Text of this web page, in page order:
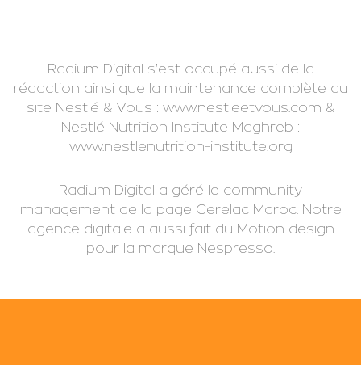
Radium Digital s'est occupé aussi de la
rédaction ainsi que la maintenance complète du
site Nestlé & Vous : www.nestleetvous.com &
Nestlé Nutrition Institute Maghreb :
www.nestlenutrition-institute.org
Radium Digital a géré le community
management de la page Cerelac Maroc. Notre
agence digitale a aussi fait du Motion design
pour la marque Nespresso.